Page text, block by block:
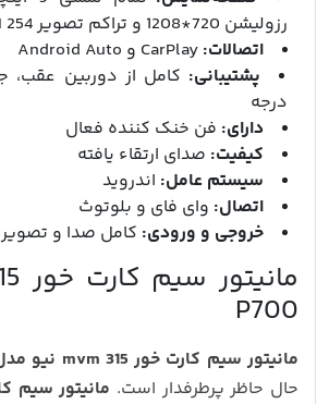
رزولیشن 720*1208 و تراکم تصویر 254 DPI
اتصالات:
پشتیبانی:
درجه
دارای: فن خنک‌ کننده فعال
کیفیت: صدای ارتقاء یافته
سیستم‌ عامل: اندروید
اتصال: وای‌ فای و بلوتوث
خروجی و ورودی‌: کامل صدا و تصویر
P700
مانیتور سیم کارت خور mvm 315 نیو مدل P700
حال حاظر پرطرفدار است.